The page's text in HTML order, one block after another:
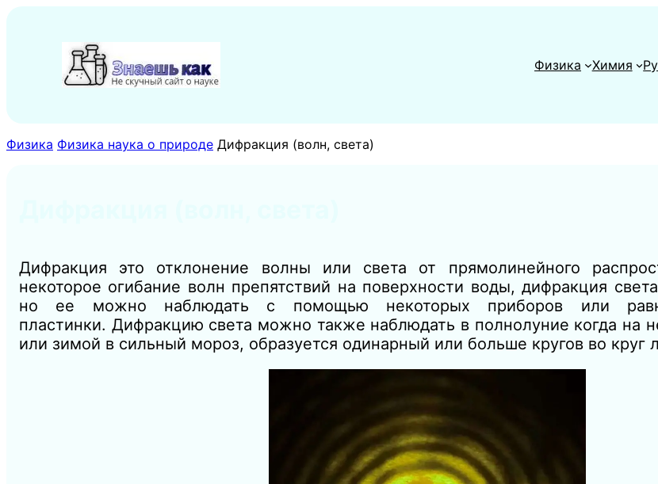
содержимому
Физика
Химия
Физика Физика наука о природе Дифракция (волн, света)
Дифракция это отклонение волны или света от прямолинейного
некоторое огибание волн препятствий на поверхности воды, дифракция
но ее можно наблюдать с помощью некоторых приборов или
пластинки. Дифракцию света можно также наблюдать в полнолуние когда на
или зимой в сильный мороз, образуется одинарный или больше кругов во круг